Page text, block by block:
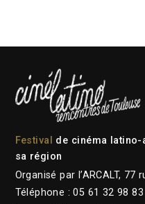
Festival
de cinéma latino-
sa région
Organisé par l’ARCALT,
Téléphone : 05 61 32 98 83